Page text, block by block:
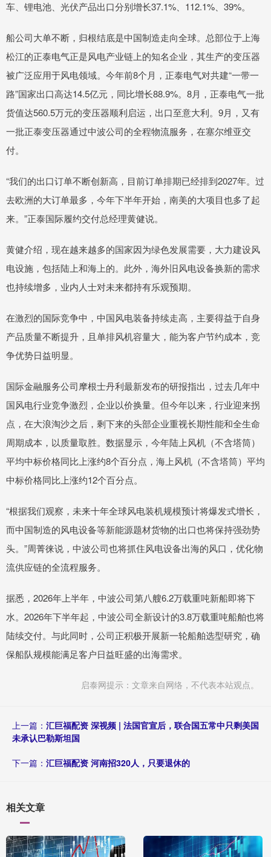
车、锂电池、光伏产品出口分别增长37.1%、112.1%、39%。
船公司大单不断，归根结底是中国制造走向全球。总部位于上海
松江的正泰电气正是风电产业链上的知名企业，其生产的变压器
被广泛应用于风电领域。今年前8个月，正泰电气对共建“一带一
路”国家出口高达14.5亿元，同比增长88.9%。8月，正泰电气一批
货值达560.5万元的变压器顺利启运，出口至意大利。9月，又有
一批正泰变压器通过中波公司的全程物流服务，在塞尔维亚交
付。
“我们的出口订单不断创新高，目前订单排期已经排到2027年。过
去欧洲的大订单最多，今年下半年开始，南美的大项目也多了起
来。”正泰国际履约交付总经理黄健说。
黄健介绍，现在越来越多的国家因为绿色发展需要，大力建设风
电设施，包括陆上和海上的。此外，海外旧风电设备换新的需求
也持续增多，业内人士对未来都持有乐观预期。
在激烈的国际竞争中，中国风电装备持续走高，主要得益于自身
产品质量不断提升，且单排风机容量大，能为客户节约成本，竞
争优势日益明显。
国际金融服务公司摩根士丹利最新发布的研报指出，过去几年中
国风电行业竞争激烈，企业以价换量。但今年以来，行业迎来拐
点，在大浪淘沙之后，剩下来的头部企业重视长期性能和全生命
周期成本，以质量取胜。数据显示，今年陆上风机（不含塔筒）
平均中标价格同比上涨约8个百分点，海上风机（不含塔筒）平均
中标价格同比上涨约12个百分点。
“根据我们观察，未来十年全球风电装机规模预计将爆发式增长，
而中国制造的风电设备等新能源题材货物的出口也将保持强劲势
头。”周菁徕说，中波公司也将抓住风电设备出海的风口，优化物
流供应链的全流程服务。
据悉，2026年上半年，中波公司第八艘6.2万载重吨新船即将下
水。2026年下半年起，中波公司全新设计的3.8万载重吨船舶也将
陆续交付。与此同时，公司正积极开展新一轮船舶选型研究，确
保船队规模能满足客户日益旺盛的出海需求。
启泰网提示：文章来自网络，不代表本站观点。
上一篇： 汇巨福配资 深视频 | 法国官宣后，联合国五常中只剩美国
未承认巴勒斯坦国
下一篇： 汇巨福配资 河南招320人，只要退休的
相关文章